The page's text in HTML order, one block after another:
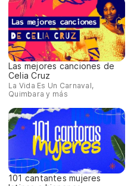
Las mejores canciones de
Celia Cruz
La Vida Es Un Carnaval,
Quimbara y más
101 cantantes mujeres